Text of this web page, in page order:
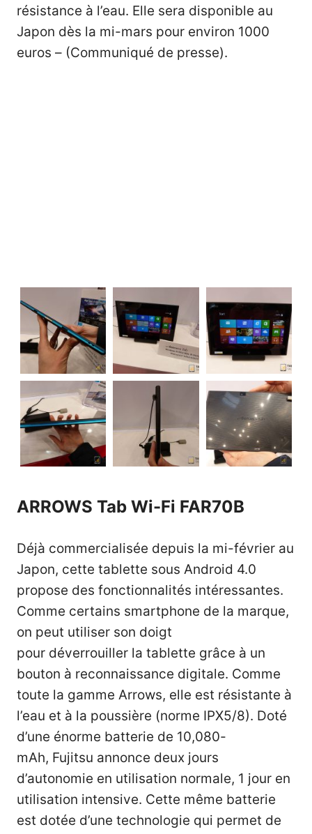
résistance à l’eau. Elle sera disponible au
Japon dès la mi-mars pour environ 1000
euros – (Communiqué de presse).
ARROWS Tab Wi-Fi FAR70B
Déjà commercialisée depuis la mi-février au
Japon, cette tablette sous Android 4.0
propose des fonctionnalités intéressantes.
Comme certains smartphone de la marque,
on peut utiliser son doigt
pour déverrouiller la tablette grâce à un
bouton à reconnaissance digitale. Comme
toute la gamme Arrows, elle est résistante à
l’eau et à la poussière (norme IPX5/8). Doté
d’une énorme batterie de 10,080-
mAh, Fujitsu annonce deux jours
d’autonomie en utilisation normale, 1 jour en
utilisation intensive. Cette même batterie
est dotée d’une technologie qui permet de